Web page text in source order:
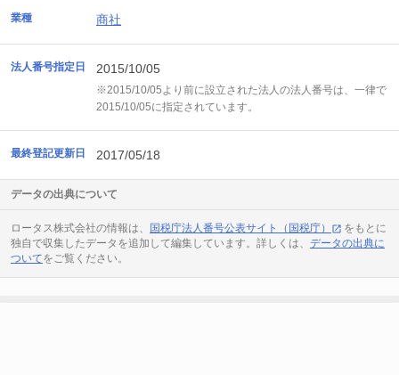
業種 商社
法人番号指定日 2015/10/05
※2015/10/05より前に設立された法人の法人番号は、一律で
2015/10/05に指定されています。
最終登記更新日 2017/05/18
データの出典について
ロータス株式会社の情報は、 国税庁法人番号公表サイト（国税庁）
をもとに
独自で収集したデータを追加して編集しています。詳しくは、 データの出典に
ついてをご覧ください。